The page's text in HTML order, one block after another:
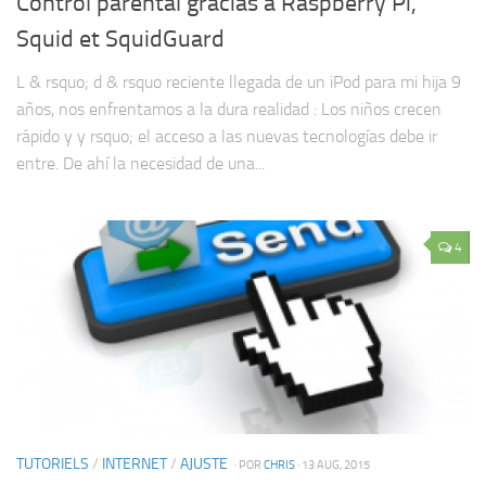
Squid et SquidGuard
L & rsquo; d & rsquo reciente llegada de un iPod para mi hija 9
años, nos enfrentamos a la dura realidad : Los niños crecen
rápido y y rsquo; el acceso a las nuevas tecnologías debe ir
entre. De ahí la necesidad de una...
4
TUTORIELS / INTERNET/ AJUSTE · POR CHRIS · 13 AUG, 2015